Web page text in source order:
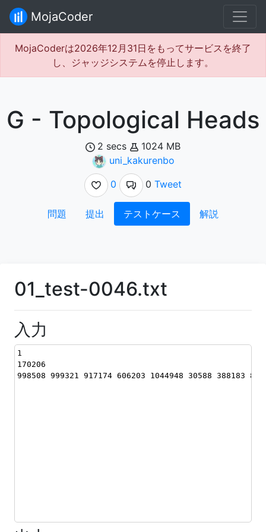
MojaCoder
MojaCoderは2026年12月31日をもってサービスを終了
し、ジャッジシステムを停止します。
G - Topological Heads
2 secs
1024 MB
uni_kakurenbo
0
0 Tweet
問題 提出 テストケース 解説
01_test-0046.txt
入力
1
170206
998508 999321 917174 606203 1044948 30588 388183